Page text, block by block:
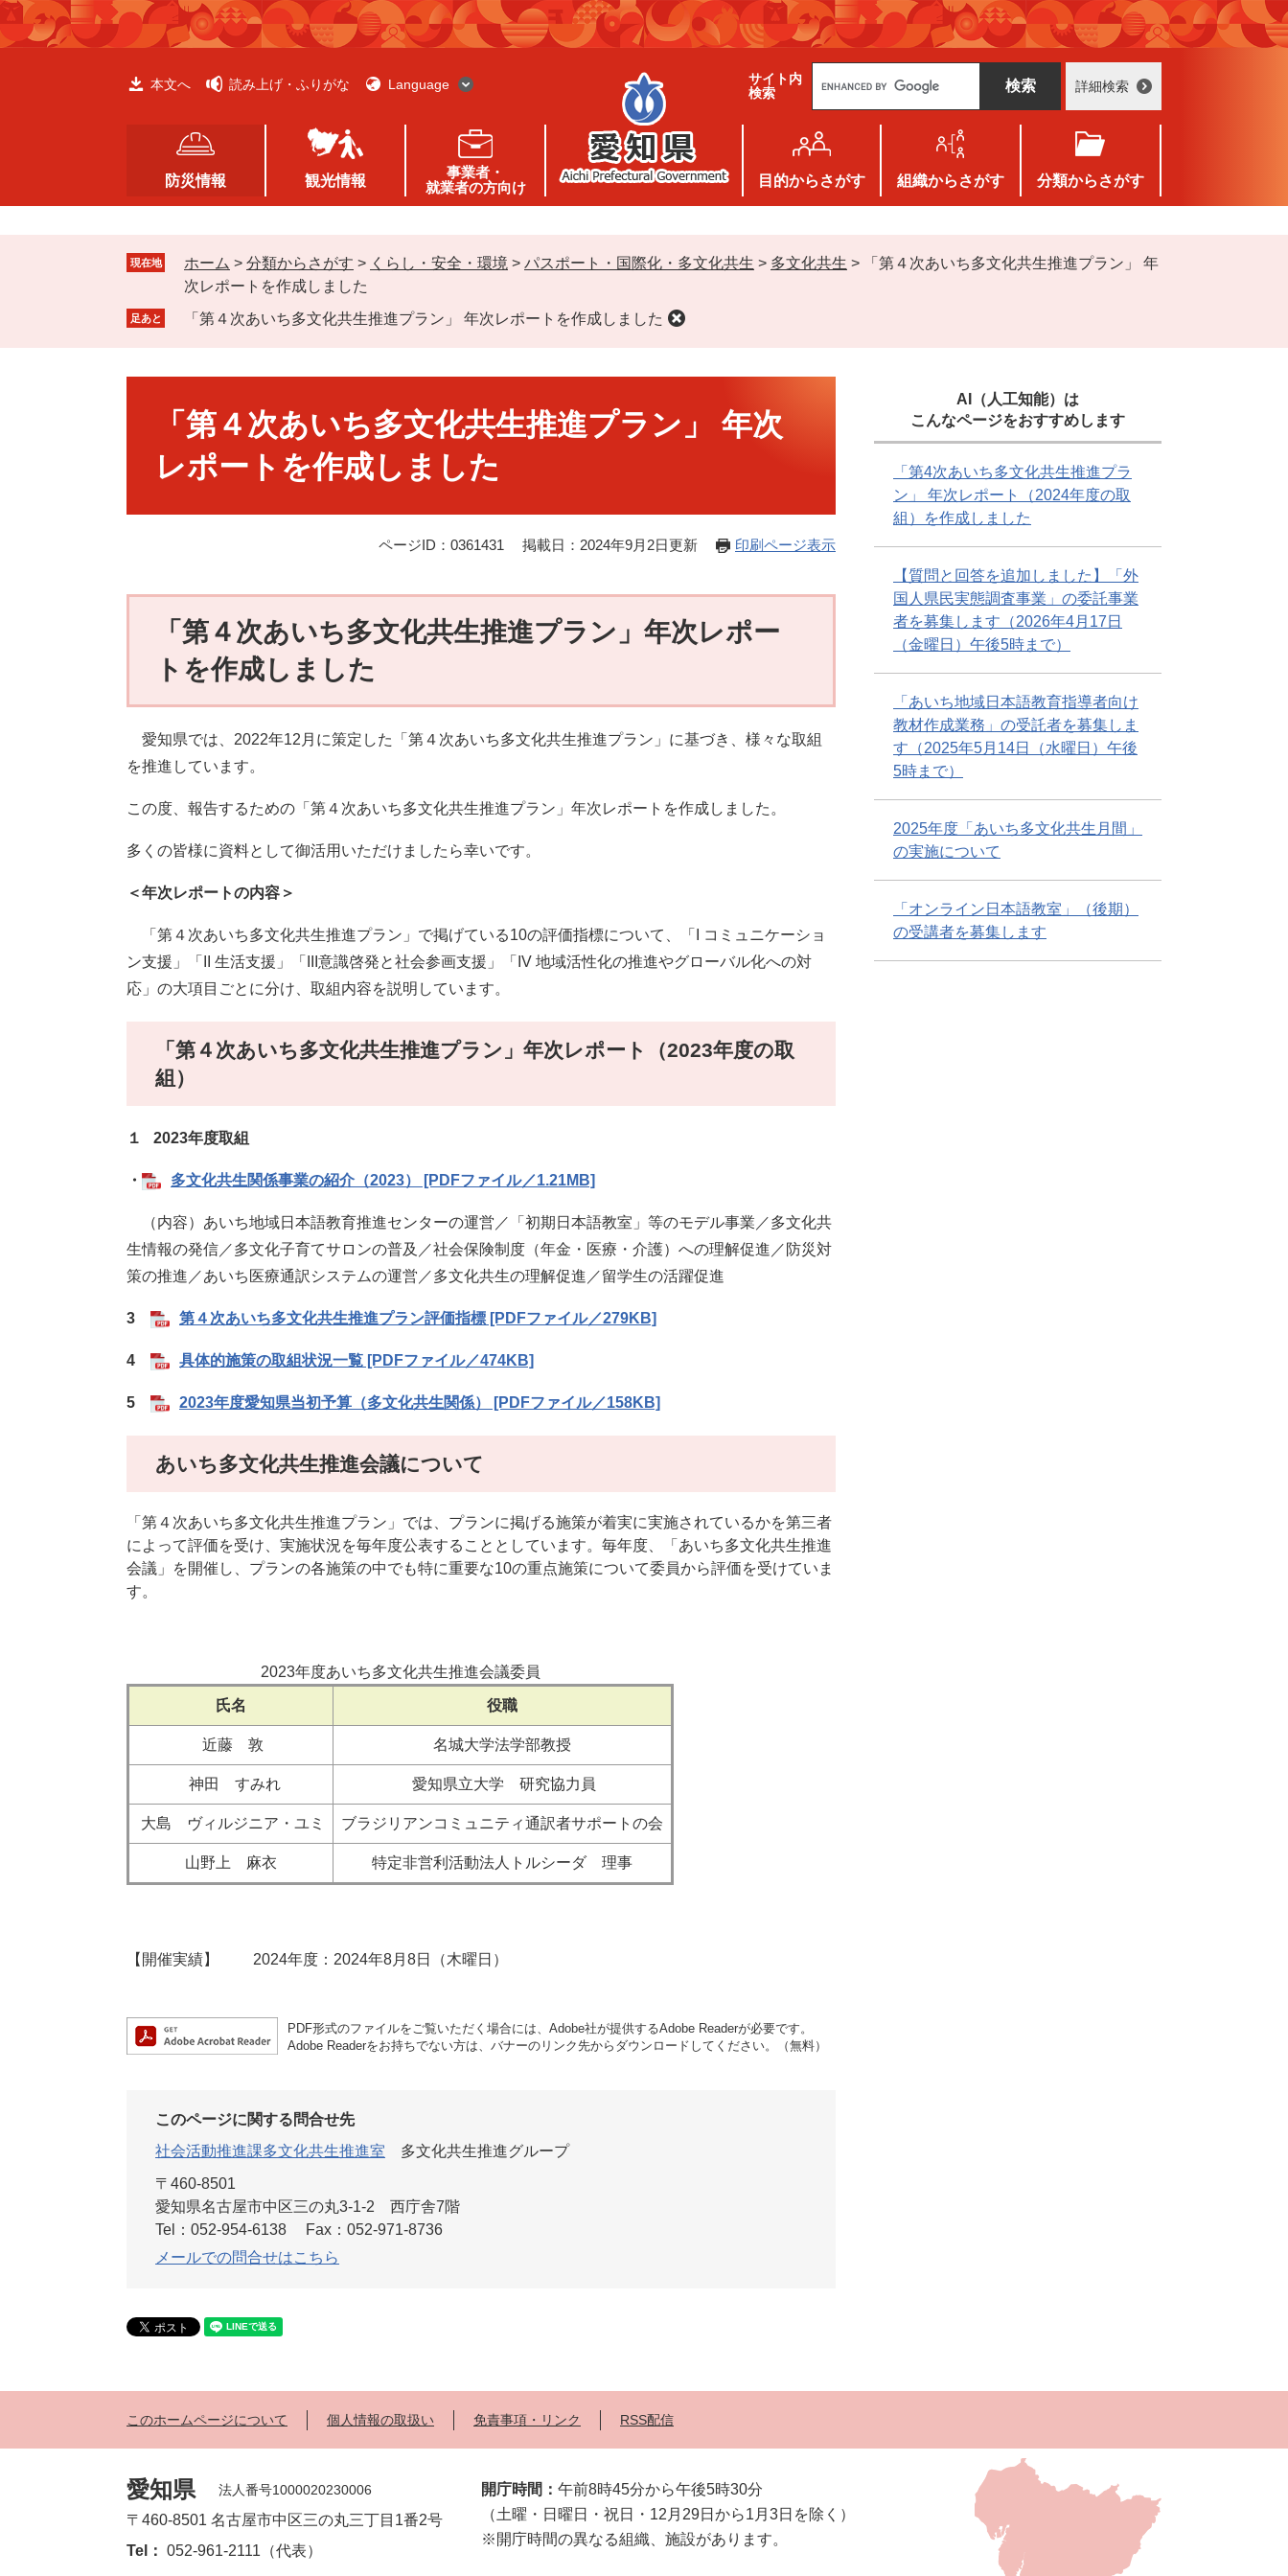
ペ
ー
メ
ニ
本文へ 読み上げ・ふりがな Language
サイト内
検索
g
e
カ
タ
ム
検
詳細検索
防災情報 観光情報
事業者・
就業者の方向け
目的からさがす 組織からさがす 分類からさがす
現在地 ホーム > 分類からさがす > くらし・安全・環境 > パスポート・国際化・多文化共生 > 多文化共生 >
「第４次あいち多文化共生推進プラン」 年
次レポートを作成しました
足あと 「第４次あいち多文化共生推進プラン」 年次レポートを作成しました
「第４次あいち多文化共生推進プラン」 年次
レポートを作成しました
ページID：0361431 掲載日：2024年9月2日更新 印刷ページ表示
「第４次あいち多文化共生推進プラン」年次レポー
トを作成しました
愛知県では、2022年12月に策定した「第４次あいち多文化共生推進プラン」に基づき、様々な取組
を推進しています。
この度、報告するための「第４次あいち多文化共生推進プラン」年次レポートを作成しました。
多くの皆様に資料として御活用いただけましたら幸いです。
＜年次レポートの内容＞
「第４次あいち多文化共生推進プラン」で掲げている10の評価指標について、「I コミュニケーショ
ン支援」「II 生活支援」「III意識啓発と社会参画支援」「IV 地域活性化の推進やグローバル化への対
応」の大項目ごとに分け、取組内容を説明しています。
「第４次あいち多文化共生推進プラン」年次レポート（2023年度の取
組）
１ 2023年度取組
・ 多文化共生関係事業の紹介（2023） [PDFファイル／1.21MB]
（内容）あいち地域日本語教育推進センターの運営／「初期日本語教室」等のモデル事業／多文化共
生情報の発信／多文化子育てサロンの普及／社会保険制度（年金・医療・介護）への理解促進／防災対
策の推進／あいち医療通訳システムの運営／多文化共生の理解促進／留学生の活躍促進
3 第４次あいち多文化共生推進プラン評価指標 [PDFファイル／279KB]
4 具体的施策の取組状況一覧 [PDFファイル／474KB]
5 2023年度愛知県当初予算（多文化共生関係） [PDFファイル／158KB]
あいち多文化共生推進会議について
「第４次あいち多文化共生推進プラン」では、プランに掲げる施策が着実に実施されているかを第三者
によって評価を受け、実施状況を毎年度公表することとしています。毎年度、「あいち多文化共生推進
会議」を開催し、プランの各施策の中でも特に重要な10の重点施策について委員から評価を受けていま
す。
2023年度あいち多文化共生推進会議委員
氏名 役職
近藤 敦 名城大学法学部教授
神田 すみれ 愛知県立大学 研究協力員
大島 ヴィルジニア・ユミ ブラジリアンコミュニティ通訳者サポートの会
山野上 麻衣 特定非営利活動法人トルシーダ 理事
【開催実績】 2024年度：2024年8月8日（木曜日）
PDF形式のファイルをご覧いただく場合には、Adobe社が提供するAdobe Readerが必要です。
Adobe Readerをお持ちでない方は、バナーのリンク先からダウンロードしてください。（無料）
このページに関する問合せ先
社会活動推進課多文化共生推進室
多文化共生推進グループ
〒460-8501
愛知県名古屋市中区三の丸3-1-2 西庁舎7階
Tel：052-954-6138
Fax：052-971-8736
メールでの問合せはこちら
AI（人工知能）は
こんなページをおすすめします
「第4次あいち多文化共生推進プラ
ン」 年次レポート（2024年度の取
組）を作成しました
【質問と回答を追加しました】「外
国人県民実態調査事業」の委託事業
者を募集します（2026年4月17日
（金曜日）午後5時まで）
「あいち地域日本語教育指導者向け
教材作成業務」の受託者を募集しま
す（2025年5月14日（水曜日）午後
5時まで）
2025年度「あいち多文化共生月間」
の実施について
「オンライン日本語教室」（後期）
の受講者を募集します
このホームページについて 個人情報の取扱い 免責事項・リンク RSS配信
愛知県 法人番号1000020230006
〒460-8501 名古屋市中区三の丸三丁目1番2号
Tel： 052-961-2111（代表）
開庁時間： 午前8時45分から午後5時30分
（土曜・日曜日・祝日・12月29日から1月3日を除く）
※開庁時間の異なる組織、施設があります。